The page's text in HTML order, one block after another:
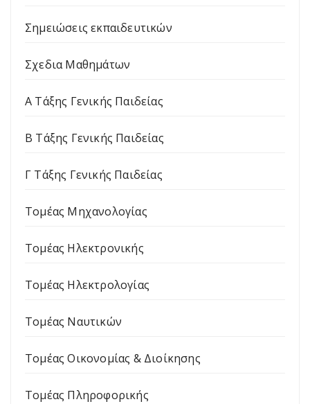
Σημειώσεις εκπαιδευτικών
Σχεδια Μαθημάτων
Α Τάξης Γενικής Παιδείας
Β Τάξης Γενικής Παιδείας
Γ Τάξης Γενικής Παιδείας
Τομέας Μηχανολογίας
Τομέας Ηλεκτρονικής
Τομέας Ηλεκτρολογίας
Τομέας Ναυτικών
Τομέας Οικονομίας & Διοίκησης
Τομέας Πληροφορικής